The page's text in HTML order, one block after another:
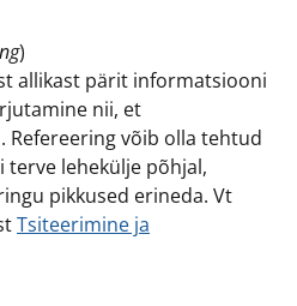
)
allikast pärit informatsiooni
nii, et
Refereering võib olla tehtud
terve lehekülje põhjal,
pikkused erineda. Vt
Tsiteerimine ja